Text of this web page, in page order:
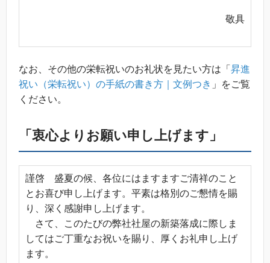
敬具
なお、その他の栄転祝いのお礼状を見たい方は「 昇進
祝い（栄転祝い）の手紙の書き方｜文例つき 」をご覧
ください。
「衷心よりお願い申し上げます」
謹啓 盛夏の候、各位にはますますご清祥のこと
とお喜び申し上げます。平素は格別のご懇情を賜
り、深く感謝申し上げます。
さて、このたびの弊社社屋の新築落成に際しま
してはご丁重なお祝いを賜り、厚くお礼申し上げ
ます。